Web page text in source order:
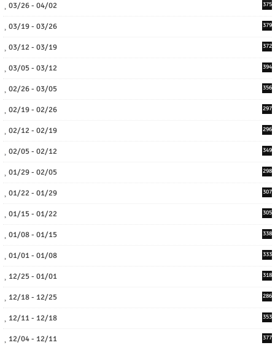
03/26 - 04/02 375
03/19 - 03/26 379
03/12 - 03/19 372
03/05 - 03/12 394
02/26 - 03/05 356
02/19 - 02/26 297
02/12 - 02/19 296
02/05 - 02/12 349
01/29 - 02/05 298
01/22 - 01/29 307
01/15 - 01/22 305
01/08 - 01/15 338
01/01 - 01/08 333
12/25 - 01/01 318
12/18 - 12/25 286
12/11 - 12/18 353
12/04 - 12/11 377